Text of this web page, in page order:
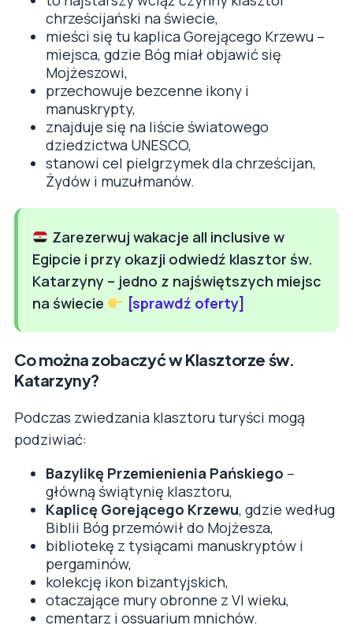
chrześcijański na świecie,
mieści się tu kaplica Gorejącego Krzewu –
miejsca, gdzie Bóg miał objawić się
Mojżeszowi,
przechowuje bezcenne ikony i
manuskrypty,
znajduje się na liście światowego
dziedzictwa UNESCO,
stanowi cel pielgrzymek dla chrześcijan,
Żydów i muzułmanów.
Zarezerwuj wakacje all inclusive w
Egipcie i przy okazji odwiedź klasztor św.
Katarzyny – jedno z najświętszych miejsc
na świecie
[sprawdź oferty]
Co można zobaczyć w Klasztorze św.
Katarzyny?
Podczas zwiedzania klasztoru turyści mogą
podziwiać:
Bazylikę Przemienienia Pańskiego –
główną świątynię klasztoru,
Kaplicę Gorejącego Krzewu, gdzie według
Biblii Bóg przemówił do Mojżesza,
bibliotekę z tysiącami manuskryptów i
pergaminów,
kolekcję ikon bizantyjskich,
otaczające mury obronne z VI wieku,
cmentarz i ossuarium mnichów.